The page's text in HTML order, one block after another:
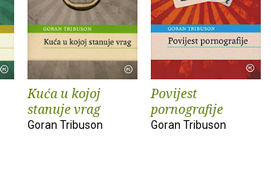
Kuća u kojoj
stanuje vrag
Goran Tribuson
Povijest
pornografije
Goran Tribuson